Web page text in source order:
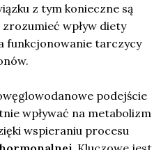
z tym konieczne są
zrozumieć wpływ diety
funkcjonowanie tarczycy
podejście
wpływać na metabolizm
wspieraniu procesu